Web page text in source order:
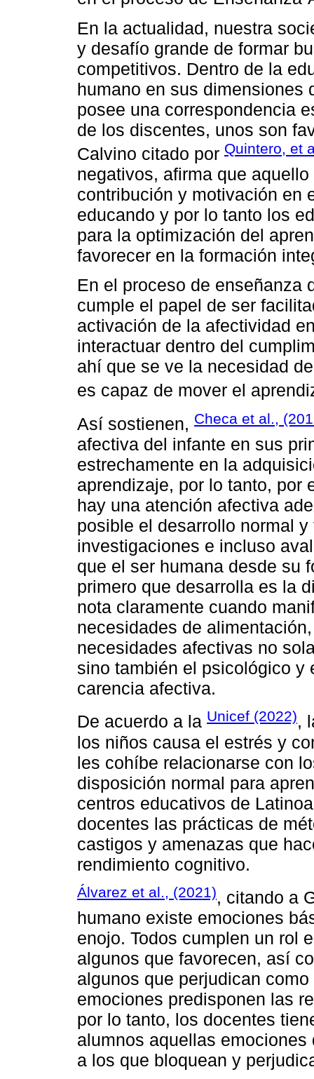
En la actualidad, nuestra
y desafío grande de formar
competitivos. Dentro de la
humano en sus dimensiones
posee una correspondencia
de los discentes, unos son
Calvino citado por Quintero, et
negativos, afirma que
contribución y motivación en
educando y por lo tanto los
para la optimización del
favorecer en la formación
En el proceso de enseñanza
cumple el papel de ser
activación de la afectividad
interactuar dentro del
ahí que se ve la necesidad
es capaz de mover el
Así sostienen, Checa et al.,
afectiva del infante en sus
estrechamente en la
aprendizaje, por lo tanto, por
hay una atención afectiva
posible el desarrollo normal
investigaciones e incluso
que el ser humana desde su
primero que desarrolla es la
nota claramente cuando
necesidades de
necesidades afectivas no
sino también el psicológico y
carencia afectiva.
De acuerdo a la Unicef (2022),
los niños causa el estrés y
les cohíbe relacionarse con
disposición normal para
centros educativos de
docentes las prácticas de
castigos y amenazas que
rendimiento cognitivo.
Álvarez et al., (2021), citando a
humano existe emociones
enojo. Todos cumplen un rol
algunos que favorecen, así
algunos que perjudican
emociones predisponen las
por lo tanto, los docentes
alumnos aquellas
a los que bloquean y